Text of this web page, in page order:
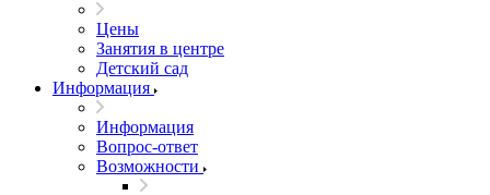
Цены
Занятия в центре
Детский сад
Информация
Информация
Вопрос-ответ
Возможности